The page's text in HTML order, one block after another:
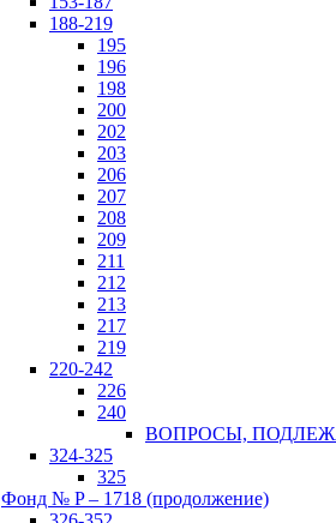
188-219
195
196
198
200
202
203
206
207
208
209
211
212
213
217
219
220-242
226
240
ВОПРОСЫ,
324-325
325
Фонд № P – 1718 (продолжение)